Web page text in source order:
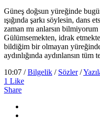
Güneş doğsun yüreğinde
ışığında şarkı söylesin, dans
zaman mı anlarsın
Gülümsemekten, idrak
bildiğim bir olmayan
aydınlığında aydınlansın
10:07 /Bilgelik / Sözler/
1 Like
Share